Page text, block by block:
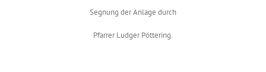
Segnung der Anlage durch
Pfarrer Ludger Pöttering.